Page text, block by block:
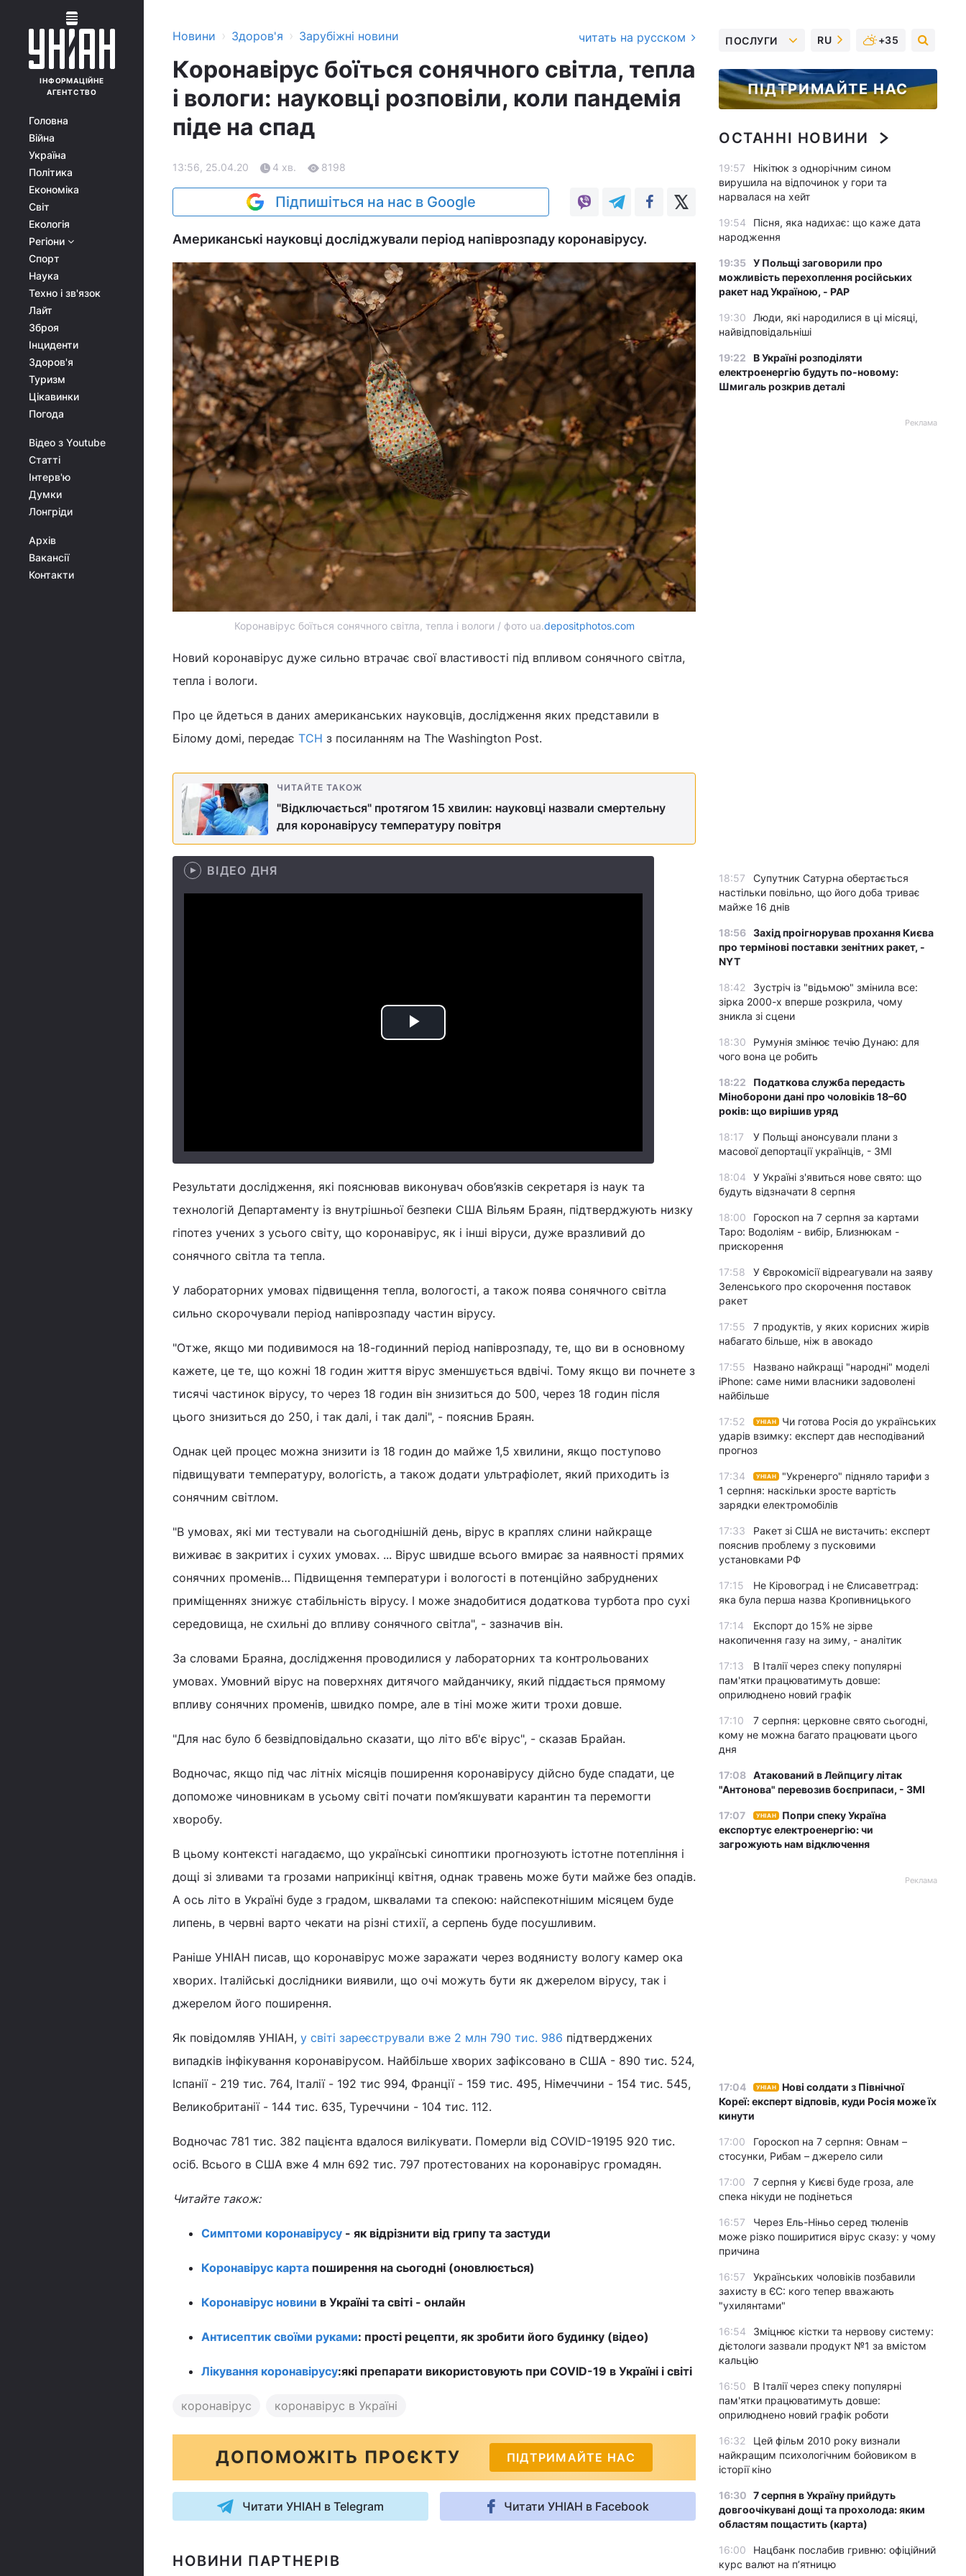
ІНФОРМАЦІЙНЕ
АГЕНТСТВО
Головна
Війна
Україна
Політика
Економіка
Світ
Екологія
Регіони
Спорт
Наука
Техно і зв'язок
Лайт
Зброя
Інциденти
Здоров'я
Туризм
Цікавинки
Погода
Відео з Youtube
Статті
Інтерв'ю
Думки
Лонгріди
Архів
Вакансії
Контакти
Новини › Здоров'я › Зарубіжні новини читать на русском
Коронавірус боїться сонячного світла, тепла
і вологи: науковці розповіли, коли пандемія
піде на спад
13:56, 25.04.20 4 хв. 8198
Підпишіться на нас в Google
Американські науковці досліджували період напіврозпаду коронавірусу.
Коронавірус боїться сонячного світла, тепла і вологи / фото ua.depositphotos.com
Новий коронавірус дуже сильно втрачає свої властивості під впливом сонячного світла,
тепла і вологи.
Про це йдеться в даних американських науковців, дослідження яких представили в
Білому домі, передає ТСН з посиланням на The Washington Post.
ЧИТАЙТЕ ТАКОЖ
"Відключається" протягом 15 хвилин: науковці назвали смертельну
для коронавірусу температуру повітря
ВІДЕО ДНЯ
Play
Результати дослідження, які пояснював виконувач обов’язків секретаря із наук та
технологій Департаменту із внутрішньої безпеки США Вільям Браян, підтверджують низку
гіпотез учених з усього світу, що коронавірус, як і інші віруси, дуже вразливий до
сонячного світла та тепла.
У лабораторних умовах підвищення тепла, вологості, а також поява сонячного світла
сильно скорочували період напіврозпаду частин вірусу.
"Отже, якщо ми подивимося на 18-годинний період напіврозпаду, те, що ви в основному
кажете, це те, що кожні 18 годин життя вірус зменшується вдвічі. Тому якщо ви почнете з
тисячі частинок вірусу, то через 18 годин він знизиться до 500, через 18 годин після
цього знизиться до 250, і так далі, і так далі", - пояснив Браян.
Однак цей процес можна знизити із 18 годин до майже 1,5 хвилини, якщо поступово
підвищувати температуру, вологість, а також додати ультрафіолет, який приходить із
сонячним світлом.
"В умовах, які ми тестували на сьогоднішній день, вірус в краплях слини найкраще
виживає в закритих і сухих умовах. ... Вірус швидше всього вмирає за наявності прямих
сонячних променів… Підвищення температури і вологості в потенційно забруднених
приміщеннях знижує стабільність вірусу. І може знадобитися додаткова турбота про сухі
середовища, не схильні до впливу сонячного світла", - зазначив він.
За словами Браяна, дослідження проводилися у лабораторних та контрольованих
умовах. Умовний вірус на поверхнях дитячого майданчику, який піддається прямому
впливу сонячних променів, швидко помре, але в тіні може жити трохи довше.
"Для нас було б безвідповідально сказати, що літо вб'є вірус", - сказав Брайан.
Водночас, якщо під час літніх місяців поширення коронавірусу дійсно буде спадати, це
допоможе чиновникам в усьому світі почати пом’якшувати карантин та перемогти
хворобу.
В цьому контексті нагадаємо, що українські синоптики прогнозують істотне потепління і
дощі зі зливами та грозами наприкінці квітня, однак травень може бути майже без опадів.
А ось літо в Україні буде з градом, шквалами та спекою: найспекотнішим місяцем буде
липень, в червні варто чекати на різні стихії, а серпень буде посушливим.
Раніше УНІАН писав, що коронавірус може заражати через водянисту вологу камер ока
хворих. Італійські дослідники виявили, що очі можуть бути як джерелом вірусу, так і
джерелом його поширення.
Як повідомляв УНІАН, у світі зареєстрували вже 2 млн 790 тис. 986 підтверджених
випадків інфікування коронавірусом. Найбільше хворих зафіксовано в США - 890 тис. 524,
Іспанії - 219 тис. 764, Італії - 192 тис 994, Франції - 159 тис. 495, Німеччини - 154 тис. 545,
Великобританії - 144 тис. 635, Туреччини - 104 тис. 112.
Водночас 781 тис. 382 пацієнта вдалося вилікувати. Померли від COVID-19195 920 тис.
осіб. Всього в США вже 4 млн 692 тис. 797 протестованих на коронавірус громадян.
Читайте також:
Симптоми коронавірусу - як відрізнити від грипу та застуди
Коронавірус карта поширення на сьогодні (оновлюється)
Коронавірус новини в Україні та світі - онлайн
Антисептик своїми руками: прості рецепти, як зробити його будинку (відео)
Лікування коронавірусу:які препарати використовують при COVID-19 в Україні і світі
коронавірус коронавірус в Україні
ДОПОМОЖІТЬ ПРОЄКТУ ПІДТРИМАЙТЕ НАС
Читати УНІАН в Telegram Читати УНІАН в Facebook
НОВИНИ ПАРТНЕРІВ
ПОСЛУГИ RU +35
ПІДТРИМАЙТЕ НАС
ОСТАННІ НОВИНИ
19:57
Нікітюк з однорічним сином
вирушила на відпочинок у гори та
нарвалася на хейт
19:54
Пісня, яка надихає: що каже дата
народження
19:35 У Польщі заговорили про
можливість перехоплення російських
ракет над Україною, - PAP
19:30
Люди, які народилися в ці місяці,
найвідповідальніші
19:22
В Україні розподіляти
електроенергію будуть по-новому:
Шмигаль розкрив деталі
Реклама
18:57
Супутник Сатурна обертається
настільки повільно, що його доба триває
майже 16 днів
18:56 Захід проігнорував прохання Києва
про термінові поставки зенітних ракет, -
NYT
18:42
Зустріч із "відьмою" змінила все:
зірка 2000-х вперше розкрила, чому
зникла зі сцени
18:30
Румунія змінює течію Дунаю: для
чого вона це робить
18:22
Податкова служба передасть
Міноборони дані про чоловіків 18–60
років: що вирішив уряд
18:17
У Польщі анонсували плани з
масової депортації українців, - ЗМІ
18:04
У Україні з'явиться нове свято: що
будуть відзначати 8 серпня
18:00
Гороскоп на 7 серпня за картами
Таро: Водоліям - вибір, Близнюкам -
прискорення
17:58
У Єврокомісії відреагували на заяву
Зеленського про скорочення поставок
ракет
17:55
7 продуктів, у яких корисних жирів
набагато більше, ніж в авокадо
17:55
Названо найкращі "народні" моделі
iPhone: саме ними власники задоволені
найбільше
17:52 УНІАН
Чи готова Росія до українських
ударів взимку: експерт дав несподіваний
прогноз
17:34 УНІАН
"Укренерго" підняло тарифи з
1 серпня: наскільки зросте вартість
зарядки електромобілів
17:33
Ракет зі США не вистачить: експерт
пояснив проблему з пусковими
установками РФ
17:15
Не Кіровоград і не Єлисаветград:
яка була перша назва Кропивницького
17:14
Експорт до 15% не зірве
накопичення газу на зиму, - аналітик
17:13
В Італії через спеку популярні
пам'ятки працюватимуть довше:
оприлюднено новий графік
17:10
7 серпня: церковне свято сьогодні,
кому не можна багато працювати цього
дня
17:08 Атакований в Лейпцигу літак
"Антонова" перевозив боєприпаси, - ЗМІ
17:07 УНІАН
Попри спеку Україна
експортує електроенергію: чи
загрожують нам відключення
Реклама
17:04 УНІАН
Нові солдати з Північної
Кореї: експерт відповів, куди Росія може їх
кинути
17:00
Гороскоп на 7 серпня: Овнам –
стосунки, Рибам – джерело сили
17:00
7 серпня у Києві буде гроза, але
спека нікуди не подінеться
16:57
Через Ель-Ніньо серед тюленів
може різко поширитися вірус сказу: у чому
причина
16:57
Українських чоловіків позбавили
захисту в ЄС: кого тепер вважають
"ухилянтами"
16:54
Зміцнює кістки та нервову систему:
дієтологи зазвали продукт №1 за вмістом
кальцію
16:50
В Італії через спеку популярні
пам'ятки працюватимуть довше:
оприлюднено новий графік роботи
16:32
Цей фільм 2010 року визнали
найкращим психологічним бойовиком в
історії кіно
16:30 7 серпня в Україну прийдуть
довгоочікувані дощі та прохолода: яким
областям пощастить (карта)
16:00
Нацбанк послабив гривню: офіційний
курс валют на п’ятницю